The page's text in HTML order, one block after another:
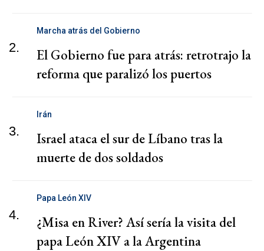
2.
Marcha atrás del Gobierno
El Gobierno fue para atrás: retrotrajo la
reforma que paralizó los puertos
3.
Irán
Israel ataca el sur de Líbano tras la
muerte de dos soldados
4.
Papa León XIV
¿Misa en River? Así sería la visita del
papa León XIV a la Argentina